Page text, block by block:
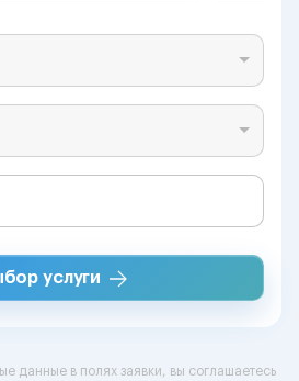
услуги
данные в полях заявки, вы соглашаетесь